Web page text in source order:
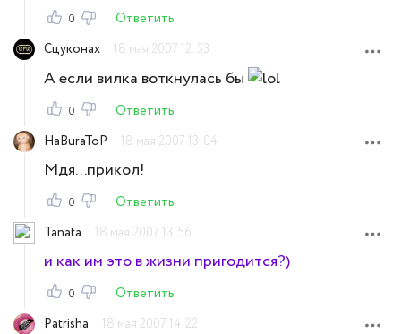
0
Ответить
Сцуконах
18 мая 2007 12:53
А если вилка воткнулась бы
0
Ответить
HaBuraToP
18 мая 2007 13:04
Мдя...прикол!
0
Ответить
Tanata
18 мая 2007 13:56
и как им это в жизни пригодится?)
0
Ответить
Patrisha
18 мая 2007 14:22